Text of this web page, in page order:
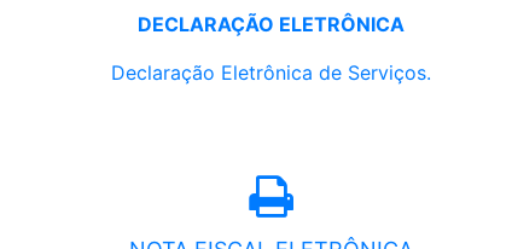
DECLARAÇÃO ELETRÔNICA
Declaração Eletrônica de Serviços.